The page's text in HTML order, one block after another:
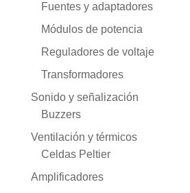
Fuentes y adaptadores
Módulos de potencia
Reguladores de voltaje
Transformadores
Sonido y señalización
Buzzers
Ventilación y térmicos
Celdas Peltier
Amplificadores